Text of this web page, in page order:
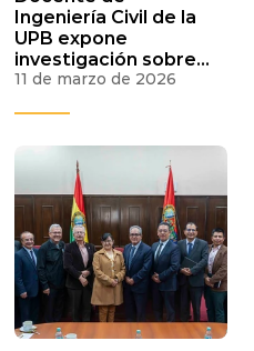
Ingeniería Civil de la
UPB expone
investigación sobre
reúso de aguas
de saneamiento
11 de marzo de 2026